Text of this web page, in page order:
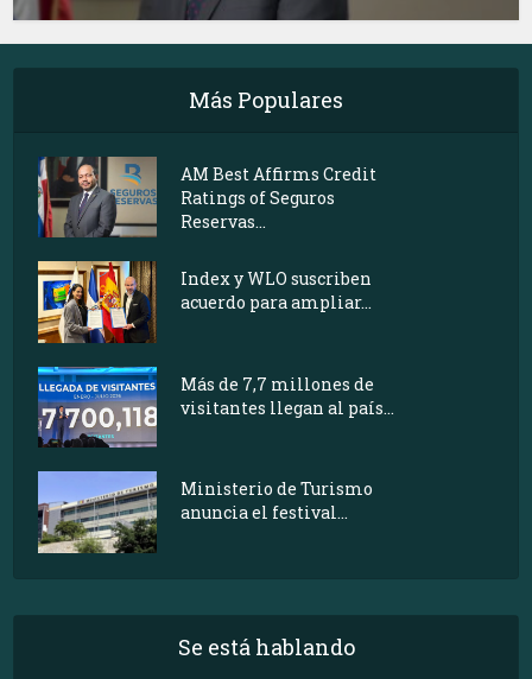
Más Populares
AM Best Affirms Credit
Ratings of Seguros
Reservas...
Index y WLO suscriben
acuerdo para ampliar...
Más de 7,7 millones de
visitantes llegan al país...
Ministerio de Turismo
anuncia el festival...
Se está hablando